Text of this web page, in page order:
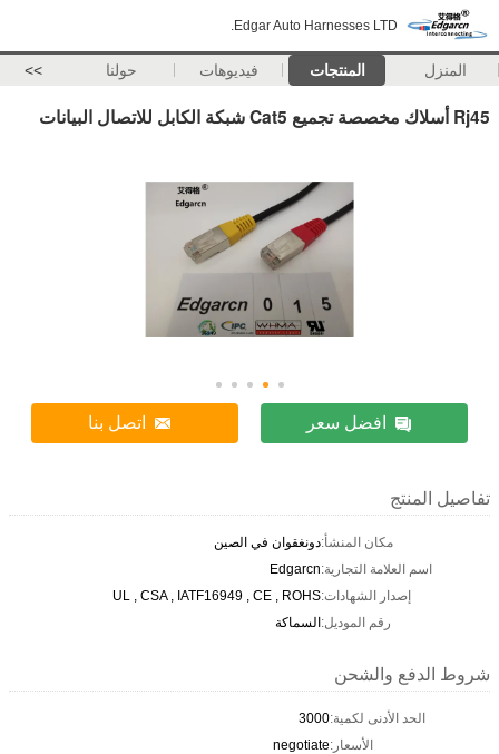
Edgar Auto Harnesses LTD.
المنزل المنتجات فيديوهات حولنا >>
Rj45 أسلاك مخصصة تجميع Cat5 شبكة الكابل للاتصال البيانات
افضل سعر اتصل بنا
تفاصيل المنتج
مكان المنشأ:دونغقوان في الصين
اسم العلامة التجارية:Edgarcn
إصدار الشهادات:UL , CSA , IATF16949 , CE , ROHS
رقم الموديل:السماكة
شروط الدفع والشحن
الحد الأدنى لكمية:3000
الأسعار:negotiate